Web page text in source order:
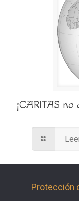
¡CARITAS
Protección